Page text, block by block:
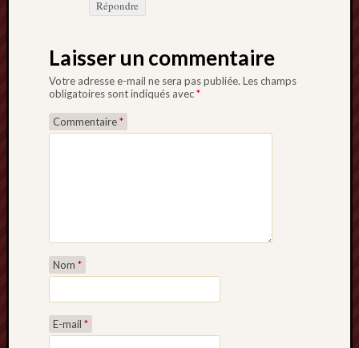
Répondre
Laisser un commentaire
Votre adresse e-mail ne sera pas publiée. Les champs
obligatoires sont indiqués avec*
Commentaire*
Nom *
E-mail *